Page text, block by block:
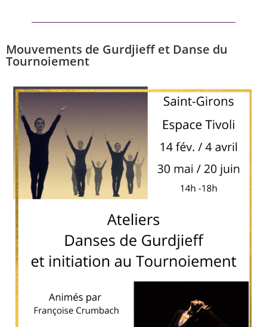
Mouvements de Gurdjieff et Danse du
Tournoiement